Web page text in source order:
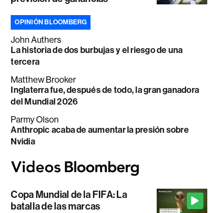
OPINIÓN BLOOMBERG
John Authers
La historia de dos burbujas y el riesgo de una
tercera
Matthew Brooker
Inglaterra fue, después de todo, la gran ganadora
del Mundial 2026
Parmy Olson
Anthropic acaba de aumentar la presión sobre
Nvidia
Copa Mundial de la FIFA: La
batalla de las marcas